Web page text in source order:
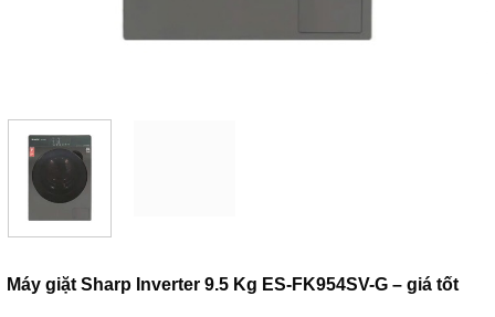
Máy giặt Sharp Inverter 9.5 Kg ES-FK954SV-G – giá tốt